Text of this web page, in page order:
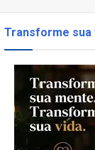
Transforme sua